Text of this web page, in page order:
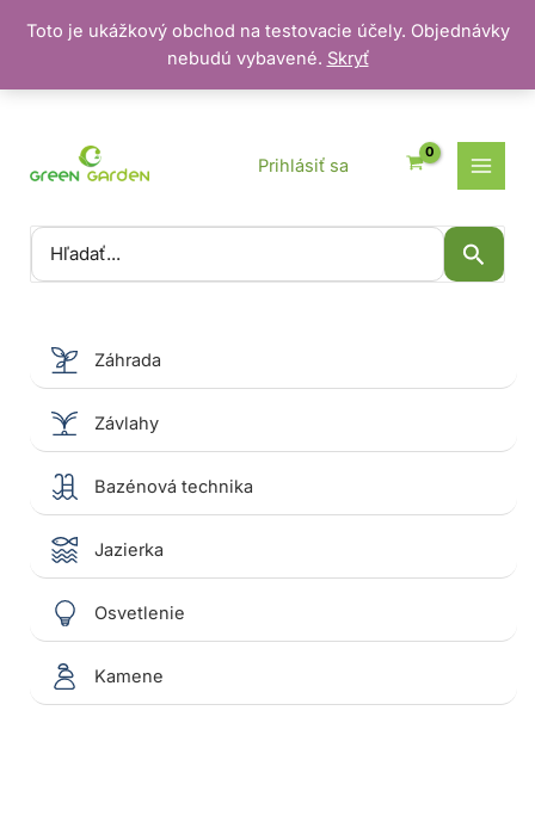
Toto je ukážkový obchod na testovacie účely. Objednávky
nebudú vybavené. Skryť
Vyhľadať:
Prihlásiť sa
Záhrada
Závlahy
Bazénová technika
Jazierka
Osvetlenie
Kamene